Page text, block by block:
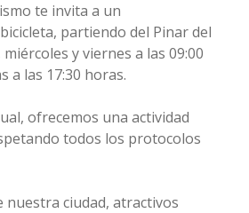
te invita a un
partiendo del Pinar del
y viernes a las 09:00
a las 17:30 horas.
ofrecemos una actividad
todos los protocolos
nuestra ciudad, atractivos